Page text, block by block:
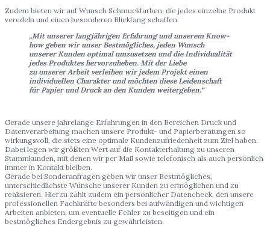
Zudem bieten wir auf Wunsch Schmuckfarben, die jedes einzelne Produkt
veredeln und einen besonderen Blickfang schaffen.
„Mit unserer langjährigen Erfahrung und unserem Know-
how geben wir unser Bestmögliches, jeden Wunsch
unserer Kunden optimal umzusetzen und die Individualität
jedes Produktes hervorzuheben. Mit der Liebe
zu unserer Arbeit verleihen wir jedem Projekt einen
individuellen Charakter und möchten diese Leidenschaft
für Papier und Druck an den Kunden weitergeben.“
Gerade unsere jahrelange Erfahrungen in den Bereichen Druck und
Datenverarbeitung machen unsere Produkt- und Papierberatungen so
wirkungsvoll, die stets eine optimale Kundenzufriedenheit zum Ziel haben.
Dabei legen wir größten Wert auf die Kontakterhaltung zu unseren
Stammkunden, mit denen wir per Mail sowie telefonisch als auch persönlich
immer in Kontakt bleiben.
Gerade bei Sonderanfragen geben wir unser Bestmögliches,
unterschiedlichste Wünsche unserer Kunden zu ermöglichen und zu
realisieren. Hierzu zählt zudem ein persönlicher Datencheck, den unsere
professionellen Fachkräfte besonders bei aufwändigen und wichtigen
Arbeiten anbieten, um eventuelle Fehler zu beseitigen und ein
bestmögliches Endergebnis zu gewährleisten.